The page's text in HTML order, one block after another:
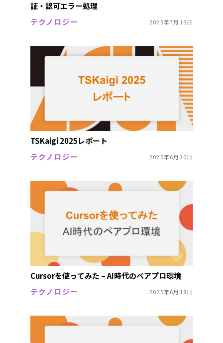
証・認可エラー処理
テクノロジー
2025年7月15日
TSKaigi 2025レポート
テクノロジー
2025年6月30日
Cursorを使ってみた – AI時代のペアプロ環境
テクノロジー
2025年6月18日